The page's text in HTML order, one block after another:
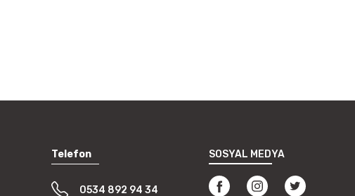
Telefon
0534 892 94 34
SOSYAL MEDYA